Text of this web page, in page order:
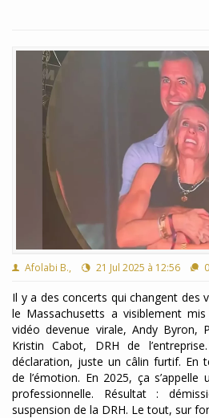
Afolabi B., 21 Jul 2025 à 12:56 0
Il y a des concerts qui changent des
le Massachusetts a visiblement
vidéo devenue virale, Andy Byron,
Kristin Cabot, DRH de
déclaration, juste un câlin furtif. En
de l’émotion. En 2025, ça
professionnelle. Résultat :
suspension de la DRH. Le tout, sur